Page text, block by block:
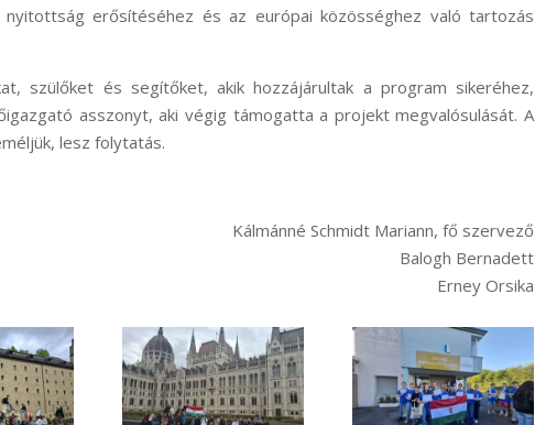
erősítéséhez és az európai közösséghez való tartozás
szülőket és segítőket, akik hozzájárultak a program sikeréhez,
asszonyt, aki végig támogatta a projekt megvalósulását. A
lesz folytatás.
Kálmánné Schmidt Mariann, fő szervező
Balogh Bernadett
Erney Orsika